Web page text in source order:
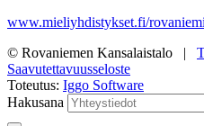
www.mieliyhdistykset.fi/rovaniemi
© Rovaniemen Kansalaistalo |
Saavutettavuusseloste
Toteutus: Iggo Software
Hakusana